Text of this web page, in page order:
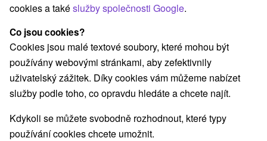
Navigovat do místa
Zařízení je momentálně vyřazeno z naší nabídky!
7,8 dobré·24 recenzí
cookies a takéslužby společnosti Google.
Co jsou cookies?
Cookies jsou malé textové soubory, které mohou být
používány webovými stránkami, aby zefektivnily
uživatelský zážitek. Díky cookies vám můžeme nabízet
služby podle toho, co opravdu hledáte a chcete najít.
Kdykoli se můžete svobodně rozhodnout, které typy
používání cookies chcete umožnit.